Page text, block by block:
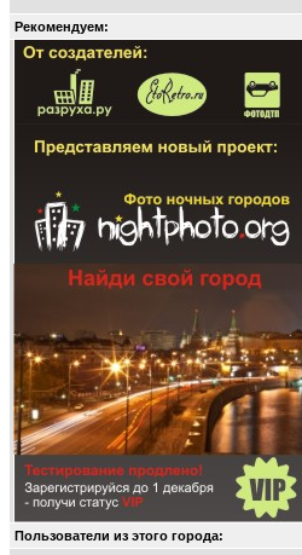
Рекомендуем:
Пользователи из этого города: